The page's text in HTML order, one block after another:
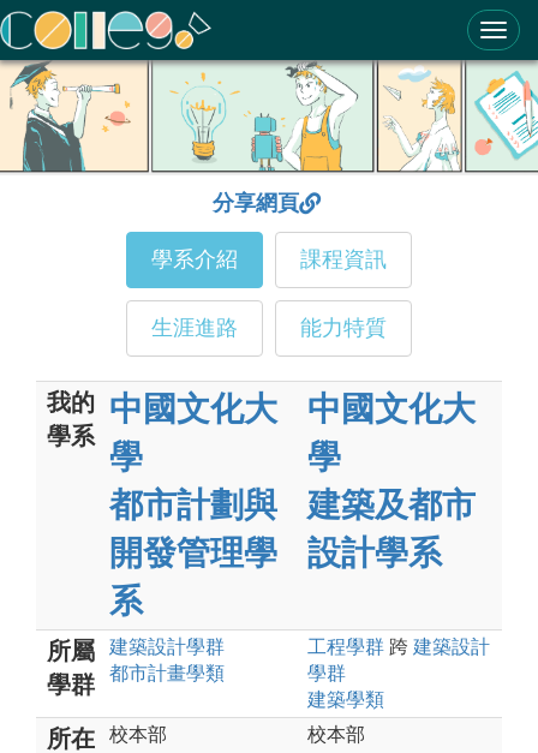
ColleGo! 大學選才與高中育才輔助系統
分享網頁
學系介紹 課程資訊
生涯進路 能力特質
我的
學系
中國文化大
學
都市計劃與
開發管理學
系
中國文化大
學
建築及都市
設計學系
所屬
學群
建築設計學群
都市計畫學類
工程學群 跨 建築設計
學群
建築學類
所在
校本部
校本部